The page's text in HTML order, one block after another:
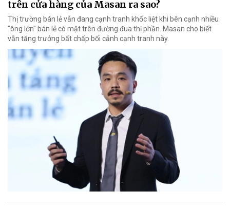
trên cửa hàng của Masan ra sao?
Thị trường bán lẻ vẫn đang cạnh tranh khốc liệt khi bên cạnh nhiều
"ông lớn" bán lẻ có mặt trên đường đua thị phần. Masan cho biết
vẫn tăng trưởng bất chấp bối cảnh cạnh tranh này.